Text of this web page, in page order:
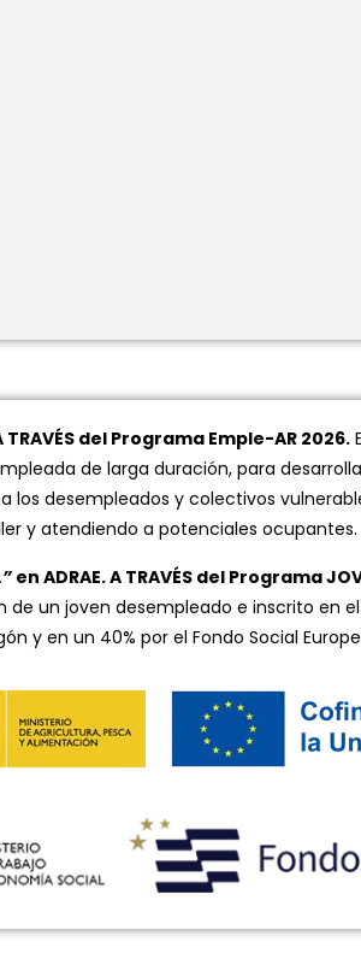
TRAVÉS del Programa Emple-AR 2026.
de larga duración, para desarrollar
los desempleados y colectivos
y atendiendo a potenciales ocupantes.
en ADRAE. A TRAVÉS del Programa
un joven desempleado e inscrito en
y en un 40% por el Fondo Social